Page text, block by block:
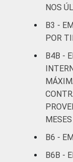
NOS
B3 -
POR
B4B -
MESES
B6 -
B6B -